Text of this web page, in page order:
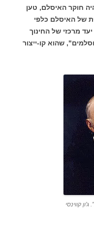
חוקר האיסלם, טען
של האיסלם כלפי
ארה"ב יעד מרכזי של החינוך
שהוא קו-ייצור
קווינסי